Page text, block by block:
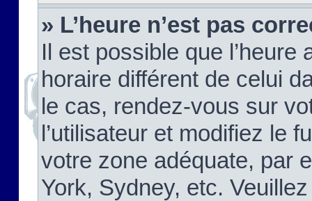
» L’heure n’est pas
Il est possible que
horaire différent de celui
le cas, rendez-vous sur
l’utilisateur et modifiez le
votre zone adéquate, par
York, Sydney, etc.